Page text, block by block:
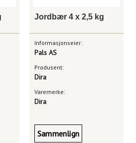
Jordbær 4 x 2,5 kg
Informasjonseier:
Pals AS
Produsent:
Dira
Varemerke:
Dira
Sammenlign